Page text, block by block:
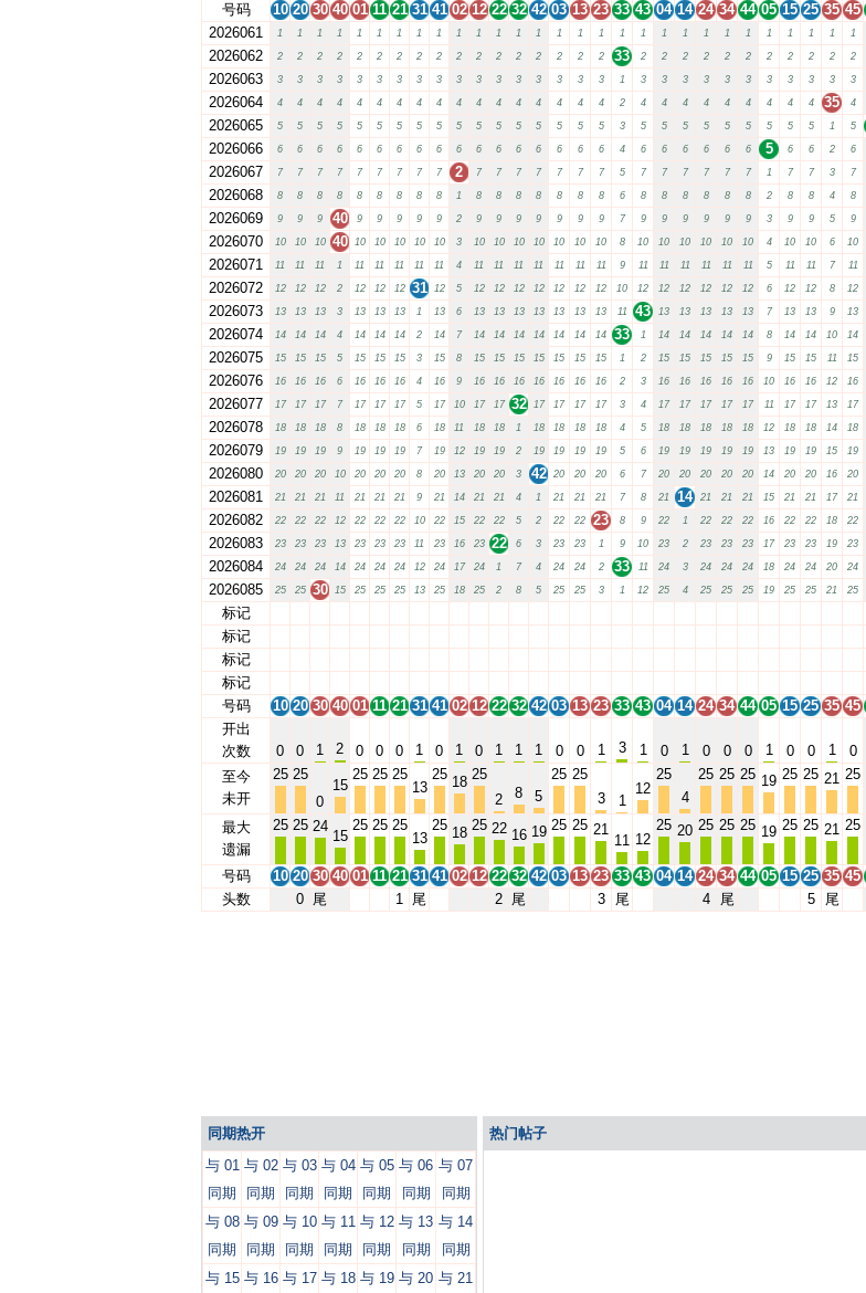
号码
10 20 30 40 01 11 21 31 41 02 12 22 32 42 03 13 23 33 43 04 14 24 34 44 05 15 25 35 45
2026061
1 1 1 1 1 1 1 1 1 1 1 1 1 1 1 1 1 1 1 1 1 1 1 1 1 1 1 1 1
2026062 2 2 2 2 2 2 2 2 2 2 2 2 2 2 2 2 2 33 2 2 2 2 2 2 2 2 2 2 2
2026063 3 3 3 3 3 3 3 3 3 3 3 3 3 3 3 3 3 1 3 3 3 3 3 3 3 3 3 3 3
2026064 4 4 4 4 4 4 4 4 4 4 4 4 4 4 4 4 4 2 4 4 4 4 4 4 4 4 4 35 4
2026065 5 5 5 5 5 5 5 5 5 5 5 5 5 5 5 5 5 3 5 5 5 5 5 5 5 5 5 1 5
2026066 6 6 6 6 6 6 6 6 6 6 6 6 6 6 6 6 6 4 6 6 6 6 6 6 5 6 6 2 6
2026067 7 7 7 7 7 7 7 7 7 2 7 7 7 7 7 7 7 5 7 7 7 7 7 7 1 7 7 3 7
2026068 8 8 8 8 8 8 8 8 8 1 8 8 8 8 8 8 8 6 8 8 8 8 8 8 2 8 8 4 8
2026069 9 9 9 40 9 9 9 9 9 2 9 9 9 9 9 9 9 7 9 9 9 9 9 9 3 9 9 5 9
2026070 10 10 10 40 10 10 10 10 10 3 10 10 10 10 10 10 10 8 10 10 10 10 10 10 4 10 10 6 10
2026071 11 11 11 1 11 11 11 11 11 4 11 11 11 11 11 11 11 9 11 11 11 11 11 11 5 11 11 7 11
2026072 12 12 12 2 12 12 12 31 12 5 12 12 12 12 12 12 12 10 12 12 12 12 12 12 6 12 12 8 12
2026073 13 13 13 3 13 13 13 1 13 6 13 13 13 13 13 13 13 11 43 13 13 13 13 13 7 13 13 9 13
2026074 14 14 14 4 14 14 14 2 14 7 14 14 14 14 14 14 14 33 1 14 14 14 14 14 8 14 14 10 14
2026075 15 15 15 5 15 15 15 3 15 8 15 15 15 15 15 15 15 1 2 15 15 15 15 15 9 15 15 11 15
2026076 16 16 16 6 16 16 16 4 16 9 16 16 16 16 16 16 16 2 3 16 16 16 16 16 10 16 16 12 16
2026077 17 17 17 7 17 17 17 5 17 10 17 17 32 17 17 17 17 3 4 17 17 17 17 17 11 17 17 13 17
2026078 18 18 18 8 18 18 18 6 18 11 18 18 1 18 18 18 18 4 5 18 18 18 18 18 12 18 18 14 18
2026079 19 19 19 9 19 19 19 7 19 12 19 19 2 19 19 19 19 5 6 19 19 19 19 19 13 19 19 15 19
2026080 20 20 20 10 20 20 20 8 20 13 20 20 3 42 20 20 20 6 7 20 20 20 20 20 14 20 20 16 20
2026081 21 21 21 11 21 21 21 9 21 14 21 21 4 1 21 21 21 7 8 21 14 21 21 21 15 21 21 17 21
2026082 22 22 22 12 22 22 22 10 22 15 22 22 5 2 22 22 23 8 9 22 1 22 22 22 16 22 22 18 22
2026083 23 23 23 13 23 23 23 11 23 16 23 22 6 3 23 23 1 9 10 23 2 23 23 23 17 23 23 19 23
2026084 24 24 24 14 24 24 24 12 24 17 24 1 7 4 24 24 2 33 11 24 3 24 24 24 18 24 24 20 24
2026085 25 25 30 15 25 25 25 13 25 18 25 2 8 5 25 25 3 1 12 25 4 25 25 25 19 25 25 21 25
标记
标记
标记
标记
号码
10 20 30 40 01 11 21 31 41 02 12 22 32 42 03 13 23 33 43 04 14 24 34 44 05 15 25 35 45
开出
次数
0 0 1 2 0 0 0 1 0 1 0 1 1 1 0 0 1 3 1 0 1 0 0 0 1 0 0 1 0
至今
未开
25 25
0
15
25 25 25
13
25 18 25
2
8 5
25 25
3
1
12
25
4
25 25 25 19 25 25 21 25
最大
遗漏
25 25 24
15
25 25 25
13
25 18 25 22 16 19 25 25 21
11 12
25 20 25 25 25 19 25 25 21 25
号码 10 20 30 40 01 11 21 31 41 02 12 22 32 42 03 13 23 33 43 04 14 24 34 44 05 15 25 35 45
头数
0 尾 1 尾 2 尾 3 尾 4 尾 5 尾
同期热开
与 01
同期
与 02
同期
与 03
同期
与 04
同期
与 05
同期
与 06
同期
与 07
同期
与 08
同期
与 09
同期
与 10
同期
与 11
同期
与 12
同期
与 13
同期
与 14
同期
与 15 与 16 与 17 与 18 与 19 与 20 与 21
热门帖子